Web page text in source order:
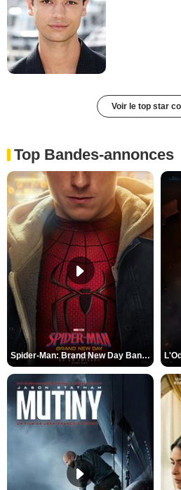
Voir le top star
Top Bandes-annonces
Spider-Man: Brand New Day Bande-annonce VO STFR